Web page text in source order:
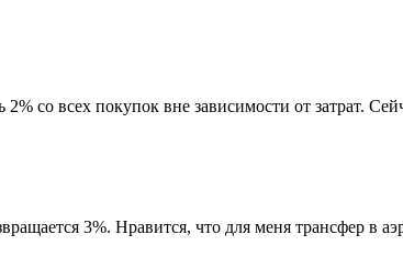
со всех покупок вне зависимости от затрат.
3%. Нравится, что для меня трансфер в